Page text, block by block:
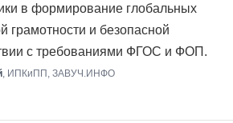
в формирование глобальных
и безопасной
с требованиями ФГОС и ФОП.
, ИПКиПП, ЗАВУЧ.ИНФО